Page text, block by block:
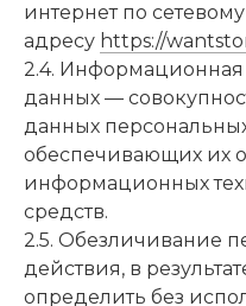
интернет по сетевому
адресу https://
2.4.
данных —
данных
обеспечивающих их
информационных
средств.
2.5. Обезличивание
действия, в
определить без